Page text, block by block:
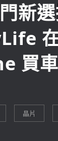
新
買車